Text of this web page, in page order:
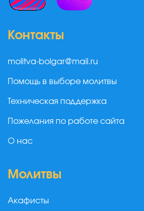
Контакты
molitva-bolgar@mail.ru
Помощь в выборе молитвы
Техническая поддержка
Пожелания по работе сайта
О нас
Молитвы
Акафисты